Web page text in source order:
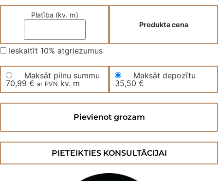
Platība (kv. m)
Produkta cena
Ieskaitīt 10% atgriezumus
Maksāt pilnu summu
70,99 € ar PVN kv. m
Maksāt depozītu
35,50 €
Divslāņu
10PM
Pievienot grozam
PIETEIKTIES KONSULTĀCIJAI